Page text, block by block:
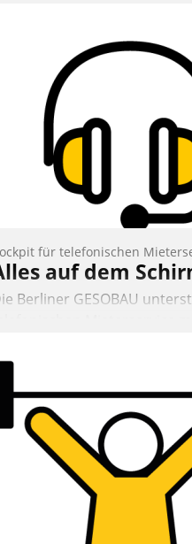
für telefonischen
auf dem
Berliner GESOBAU
Fragen und
ermöglicht dem externen
von Mietenden zügiger
effizienter zu bearbeiten.
Nadja Hußmann